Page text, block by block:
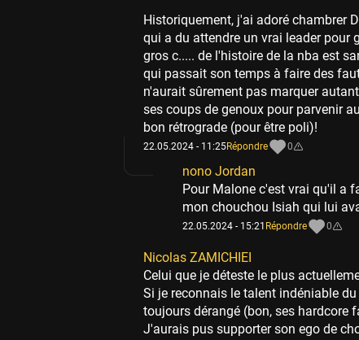
Historiquement, j'ai adoré chambrer
qui a du attendre un vrai leader pour
gros c..... de l'histoire de la nba est
qui passait son temps à faire des
n'aurait sûrement pas marquer
ses coups de genoux pour parvenir
bon rétrograde (pour être poli)!
22.05.2024 - 11:25Répondre 0
nono Jordan
Pour Malone c'est vrai qu'il a
mon chouchou Isiah qui lui
22.05.2024 - 15:21 Répondre 0
Nicolas ZAMICHIEI
Celui que je déteste le plus
Si je reconnais le talent indéniable
toujours dérangé (bon, ses hardcore
J'aurais pus supporter son ego de